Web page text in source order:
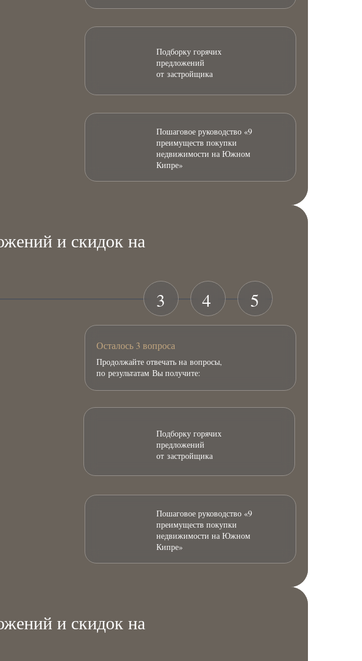
Подборку горячих
предложений
от застройщика
Пошаговое руководство «9
преимуществ покупки
недвижимости на Южном
Кипре»
Подборку горячих
предложений
от застройщика
Пошаговое руководство «9
преимуществ покупки
недвижимости на Южном
Кипре»
Осталось 3 вопроса
Продолжайте отвечать на вопросы,
по результатам Вы получите:
4 5
3
и скидок на
и скидок на